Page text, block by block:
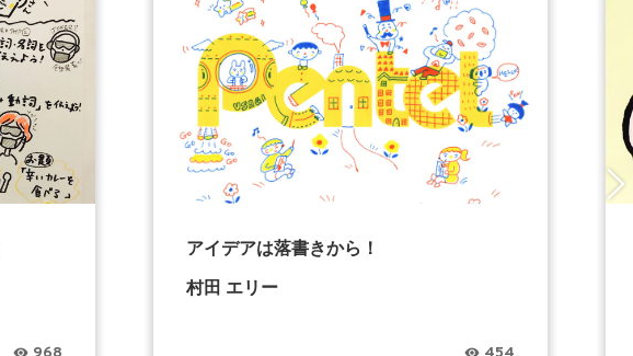
アイデアは落書きから！
村田 エリー